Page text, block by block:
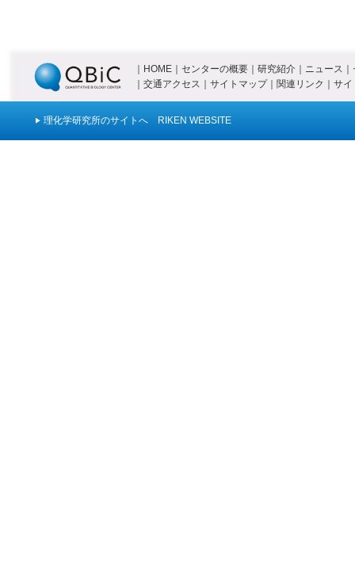
HOME｜ センターの概要｜ 研究紹介｜ ニュース
交通アクセス サイトマップ｜ 関連リンク サイ
理化学研究所のサイトへ RIKEN WEBSITE